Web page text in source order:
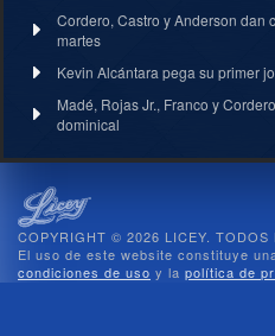
Cordero, Castro y Anderson dan
martes
Kevin Alcántara pega su primer
Madé, Rojas Jr., Franco y
dominical
COPYRIGHT © 2026 LICEY. TODOS
El uso de este website constituye
condiciones de uso y la política de